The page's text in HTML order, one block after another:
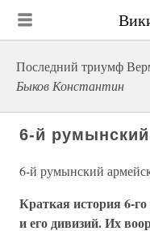
Последний триумф
Быков Константин
6-й
6-й румынский
Краткая история 6-
и его дивизий. Их